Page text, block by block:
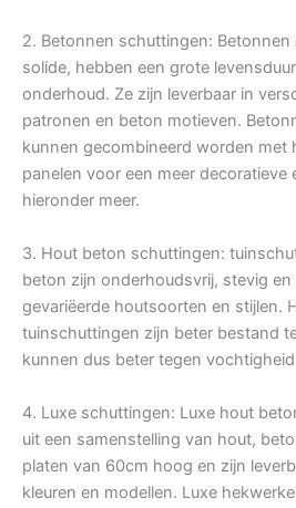
2. Betonnen schuttingen:
solide, hebben een grote
onderhoud. Ze zijn leverbaar in
patronen en beton motieven.
kunnen gecombineerd worden met
panelen voor een meer decoratieve
hieronder meer.
3. Hout beton schuttingen:
beton zijn onderhoudsvrij, stevig
gevariëerde houtsoorten en stijlen.
tuinschuttingen zijn beter bestand
kunnen dus beter tegen
4. Luxe schuttingen: Luxe hout
uit een samenstelling van hout,
platen van 60cm hoog en zijn
kleuren en modellen. Luxe